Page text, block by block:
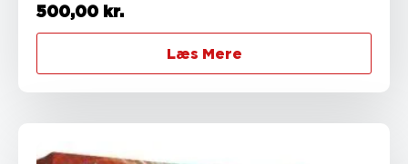
500,00 kr.
Læs Mere